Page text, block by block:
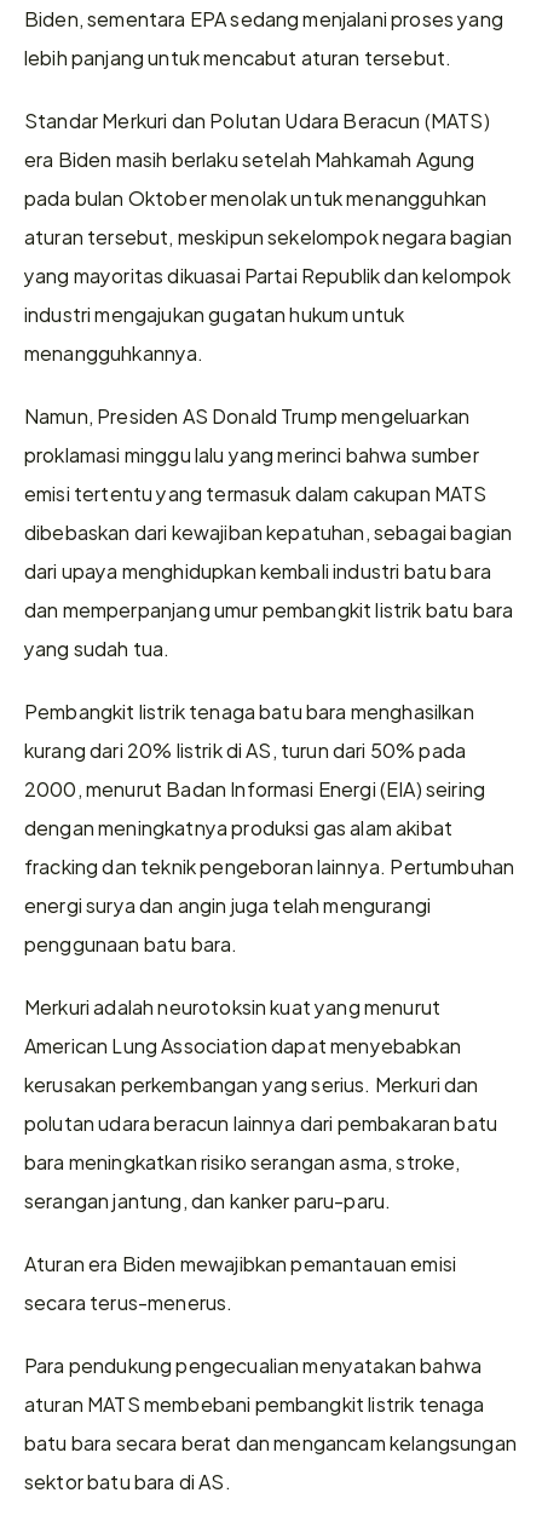
Biden, sementara EPA sedang menjalani proses yang
lebih panjang untuk mencabut aturan tersebut.
Standar Merkuri dan Polutan Udara Beracun (MATS)
era Biden masih berlaku setelah Mahkamah Agung
pada bulan Oktober menolak untuk menangguhkan
aturan tersebut, meskipun sekelompok negara bagian
yang mayoritas dikuasai Partai Republik dan kelompok
industri mengajukan gugatan hukum untuk
menangguhkannya.
Namun, Presiden AS Donald Trump mengeluarkan
proklamasi minggu lalu yang merinci bahwa sumber
emisi tertentu yang termasuk dalam cakupan MATS
dibebaskan dari kewajiban kepatuhan, sebagai bagian
dari upaya menghidupkan kembali industri batu bara
dan memperpanjang umur pembangkit listrik batu bara
yang sudah tua.
Pembangkit listrik tenaga batu bara menghasilkan
kurang dari 20% listrik di AS, turun dari 50% pada
2000, menurut Badan Informasi Energi (EIA) seiring
dengan meningkatnya produksi gas alam akibat
fracking dan teknik pengeboran lainnya. Pertumbuhan
energi surya dan angin juga telah mengurangi
penggunaan batu bara.
Merkuri adalah neurotoksin kuat yang menurut
American Lung Association dapat menyebabkan
kerusakan perkembangan yang serius. Merkuri dan
polutan udara beracun lainnya dari pembakaran batu
bara meningkatkan risiko serangan asma, stroke,
serangan jantung, dan kanker paru-paru.
Aturan era Biden mewajibkan pemantauan emisi
secara terus-menerus.
Para pendukung pengecualian menyatakan bahwa
aturan MATS membebani pembangkit listrik tenaga
batu bara secara berat dan mengancam kelangsungan
sektor batu bara di AS.